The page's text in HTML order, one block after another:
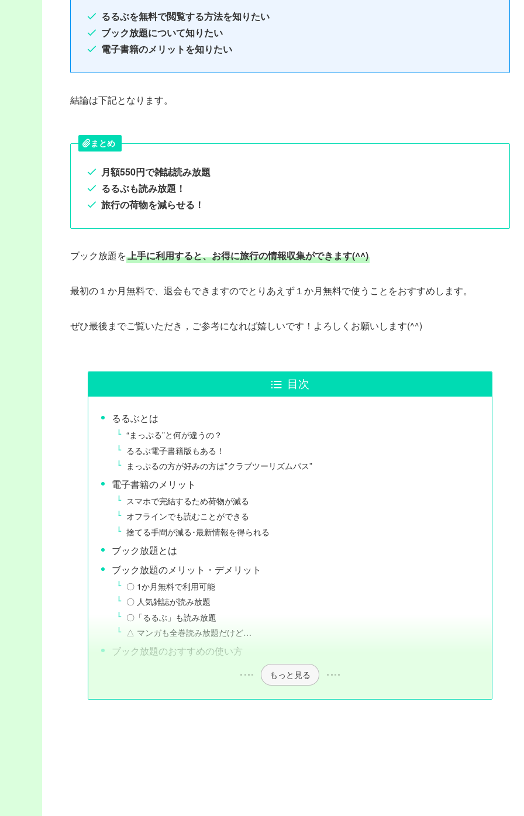
るるぶを無料で閲覧する方法を知りたい
ブック放題について知りたい
電子書籍のメリットを知りたい
結論は下記となります。
まとめ
月額550円で雑誌読み放題
るるぶも読み放題！
旅行の荷物を減らせる！
ブック放題を上手に利用すると、お得に旅行の情報収集ができます(^^)
最初の１か月無料で、退会もできますのでとりあえず１か月無料で使うことをおすすめします。
ぜひ最後までご覧いただき，ご参考になれば嬉しいです！よろしくお願いします(^^)
目次
るるぶとは
“まっぷる”と何が違うの？
るるぶ電子書籍版もある！
まっぷるの方が好みの方は”クラブツーリズムパス”
電子書籍のメリット
スマホで完結するため荷物が減る
オフラインでも読むことができる
捨てる手間が減る･最新情報を得られる
ブック放題とは
ブック放題のメリット・デメリット
〇 1か月無料で利用可能
〇 人気雑誌が読み放題
〇「るるぶ」も読み放題
△ マンガも全巻読み放題だけど…
ブック放題のおすすめの使い方
もっと見る